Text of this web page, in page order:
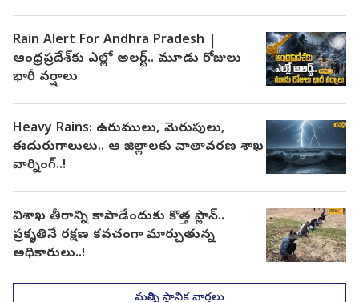
Rain Alert For Andhra Pradesh |
ఆంధ్రప్రదేశ్‌కు ఎల్లో అలర్ట్.. మూడు రోజులు
భారీ వర్షాలు
Heavy Rains: ఉరుములు, మెరుపులు,
ఈదురుగాలులు.. ఆ జిల్లాలకు వాతావరణ శాఖ
వార్నింగ్..!
విశాఖ తీరాన్ని కాపాడేందుకు కొత్త ప్లాన్..
ప్రకృతినే రక్షణ కవచంగా మార్చుతున్న
అధికారులు..!
మరిన్ని స్థానిక వార్తలు